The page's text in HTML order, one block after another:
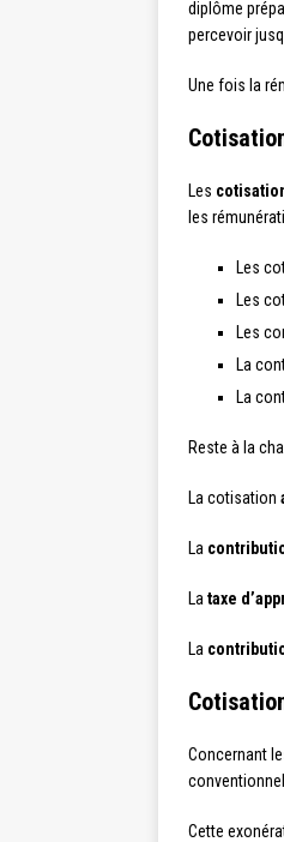
diplôme
percevoir
Une fois la
Les
les
Les
Les
Les
La
La
Reste à la
La cotisation
La
La taxe
La
Concernant
Cette